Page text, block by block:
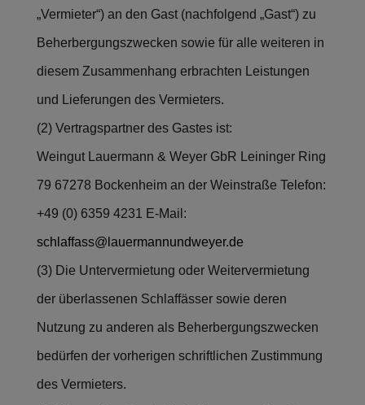
„Vermieter“) an den Gast (nachfolgend „Gast“) zu
Beherbergungszwecken sowie für alle weiteren in
diesem Zusammenhang erbrachten Leistungen
und Lieferungen des Vermieters.
(2) Vertragspartner des Gastes ist:
Weingut Lauermann & Weyer GbR Leininger Ring
79 67278 Bockenheim an der Weinstraße Telefon:
+49 (0) 6359 4231 E-Mail:
schlaffass@lauermannundweyer.de
(3) Die Untervermietung oder Weitervermietung
der überlassenen Schlaffässer sowie deren
Nutzung zu anderen als Beherbergungszwecken
bedürfen der vorherigen schriftlichen Zustimmung
des Vermieters.